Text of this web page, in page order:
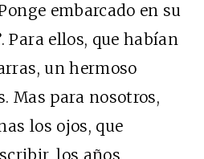
embarcado en su
Para ellos, que habían
un hermoso
Mas para nosotros,
los ojos, que